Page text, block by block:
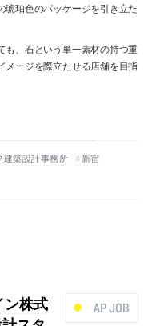
琥珀色のパッケージを引き立た
も、石という単一素材の持つ重
メージを際立たせる店舗を目指
建築設計事務所 新宿
AP JOB
株式